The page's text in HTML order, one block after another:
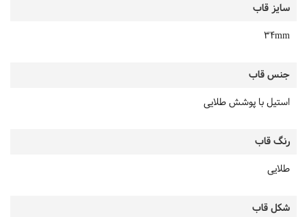
سایز قاب
34mm
جنس قاب
استیل با پوشش طلایی
رنگ قاب
طلایی
شکل قاب